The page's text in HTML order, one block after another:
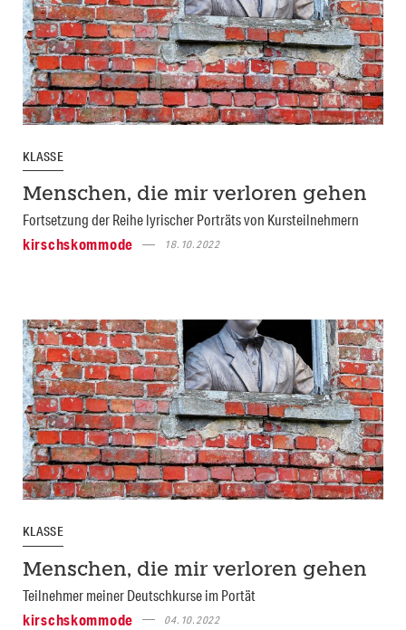
KLASSE
Menschen, die mir verloren gehen
Fortsetzung der Reihe lyrischer Porträts von Kursteilnehmern
kirschskommode
18.10.2022
KLASSE
Menschen, die mir verloren gehen
Teilnehmer meiner Deutschkurse im Portät
kirschskommode
04.10.2022